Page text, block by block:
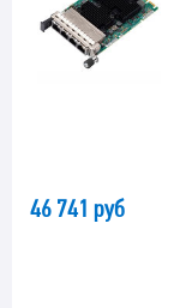
46 741 руб